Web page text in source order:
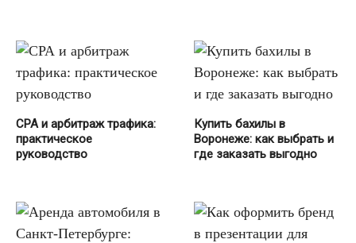
СРА и арбитраж трафика:
практическое
руководство
Купить бахилы в
Воронеже: как выбрать и
где заказать выгодно